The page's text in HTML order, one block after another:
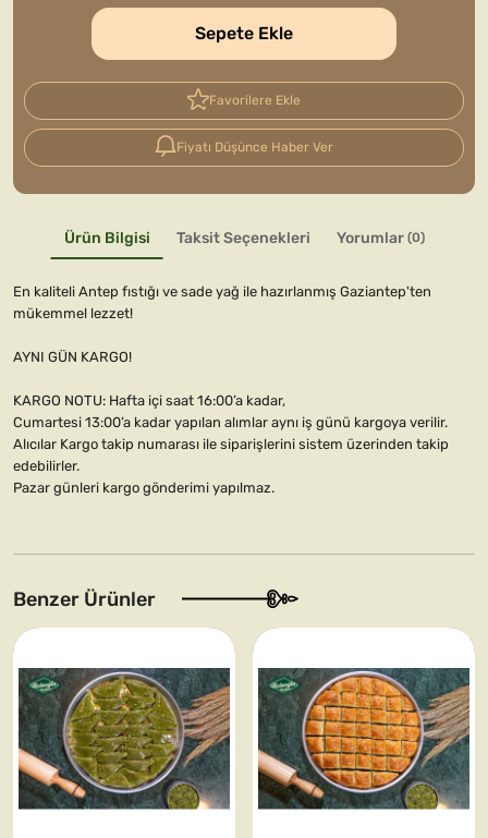
Sepete Ekle
Favorilere Ekle
Fiyatı Düşünce Haber Ver
Ürün Bilgisi Taksit Seçenekleri Yorumlar (0)
En kaliteli Antep fıstığı ve sade yağ ile hazırlanmış Gaziantep'ten
mükemmel lezzet!
AYNI GÜN KARGO!
KARGO NOTU: Hafta içi saat 16:00’a kadar,
Cumartesi 13:00’a kadar yapılan alımlar aynı iş günü kargoya verilir.
Alıcılar Kargo takip numarası ile siparişlerini sistem üzerinden takip
edebilirler.
Pazar günleri kargo gönderimi yapılmaz.
Benzer Ürünler